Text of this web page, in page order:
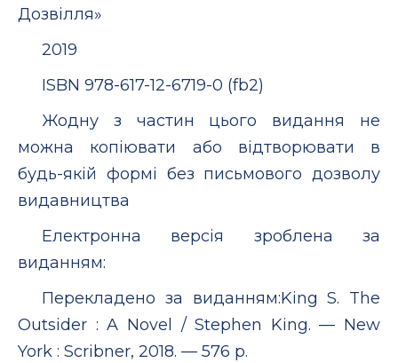
Дозвілля»
2019
ISBN 978-617-12-6719-0 (fb2)
Жодну з частин цього видання не
можна копіювати або відтворювати в
будь-якій формі без письмового дозволу
видавництва
Електронна версія зроблена за
виданням:
Перекладено за виданням:King S. The
Outsider : A Novel / Stephen King. — New
York : Scribner, 2018. — 576 p.